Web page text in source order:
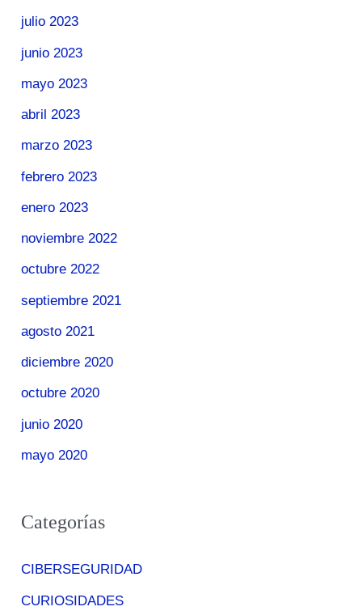
julio 2023
junio 2023
mayo 2023
abril 2023
marzo 2023
febrero 2023
enero 2023
noviembre 2022
octubre 2022
septiembre 2021
agosto 2021
diciembre 2020
octubre 2020
junio 2020
mayo 2020
Categorías
CIBERSEGURIDAD
CURIOSIDADES